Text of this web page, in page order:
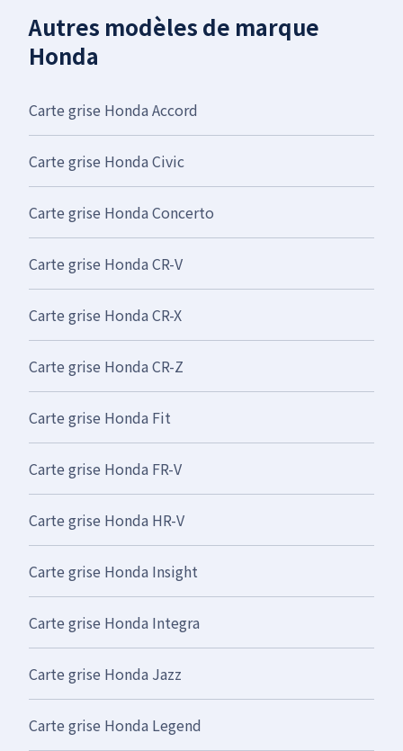
Autres modèles de marque
Honda
Carte grise Honda Accord
Carte grise Honda Civic
Carte grise Honda Concerto
Carte grise Honda CR-V
Carte grise Honda CR-X
Carte grise Honda CR-Z
Carte grise Honda Fit
Carte grise Honda FR-V
Carte grise Honda HR-V
Carte grise Honda Insight
Carte grise Honda Integra
Carte grise Honda Jazz
Carte grise Honda Legend